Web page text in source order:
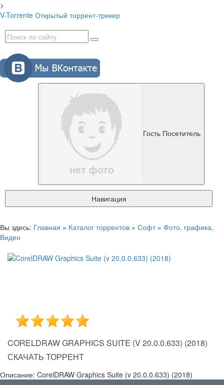
>
V-Torrente Открытый торрент-трекер
Гость Посетитель
Навигация
Вы здесь: Главная » Каталог торрентов » Софт» Фото, графика,
Видео
CORELDRAW GRAPHICS SUITE (V 20.0.0.633) (2018)
СКАЧАТЬ ТОРРЕНТ
Описание: CorelDRAW Graphics Suite (v 20.0.0.633) (2018)